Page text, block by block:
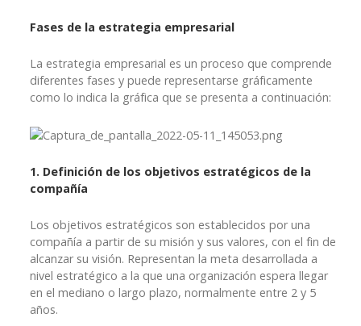
Fases de la estrategia empresarial
La estrategia empresarial es un proceso que comprende
diferentes fases y puede representarse gráficamente
como lo indica la gráfica que se presenta a continuación:
1. Definición de los objetivos estratégicos de la
compañía
Los objetivos estratégicos son establecidos por una
compañía a partir de su misión y sus valores, con el fin de
alcanzar su visión. Representan la meta desarrollada a
nivel estratégico a la que una organización espera llegar
en el mediano o largo plazo, normalmente entre 2 y 5
años.